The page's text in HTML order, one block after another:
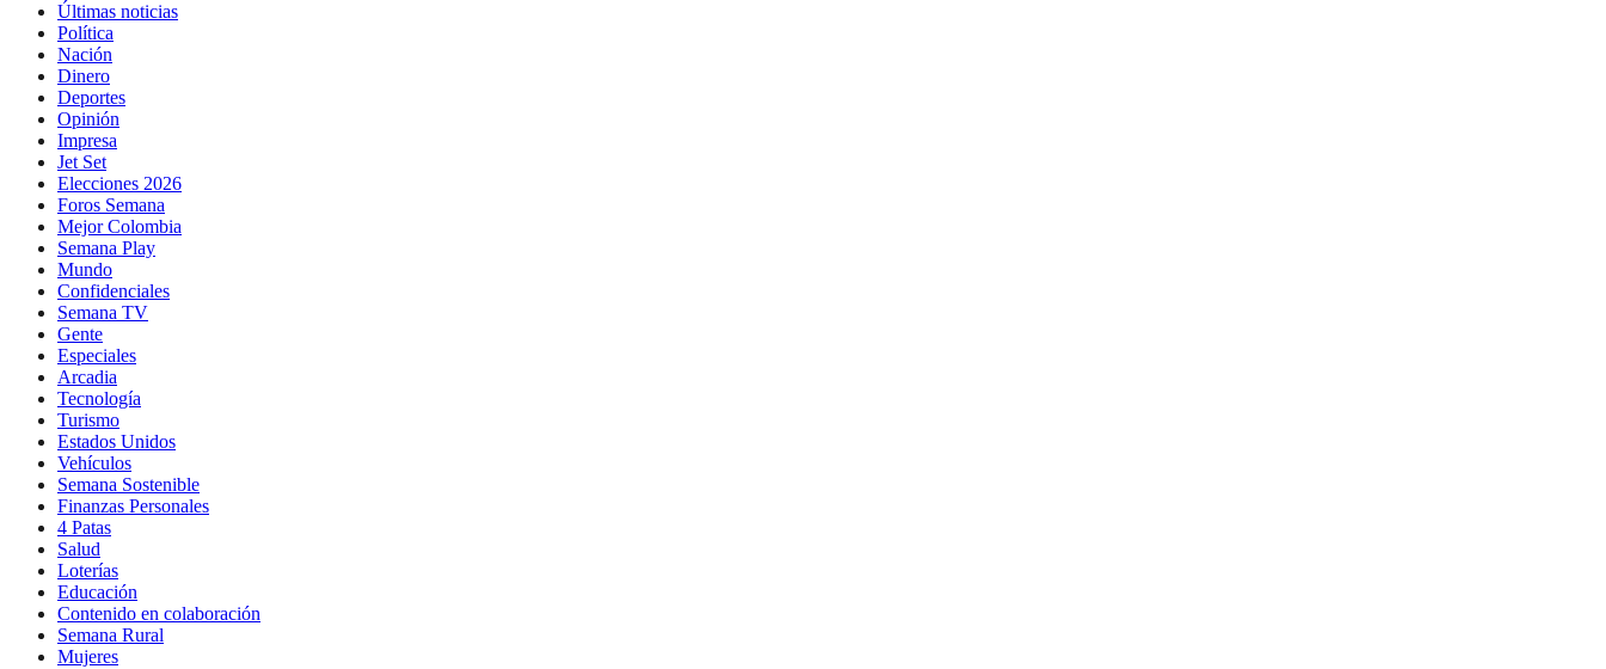
Últimas noticias
Política
Nación
Dinero
Deportes
Opinión
Impresa
Jet Set
Elecciones 2026
Foros Semana
Mejor Colombia
Semana Play
Mundo
Confidenciales
Semana TV
Gente
Especiales
Arcadia
Tecnología
Turismo
Estados Unidos
Vehículos
Semana Sostenible
Finanzas Personales
4 Patas
Salud
Loterías
Educación
Contenido en colaboración
Semana Rural
Mujeres